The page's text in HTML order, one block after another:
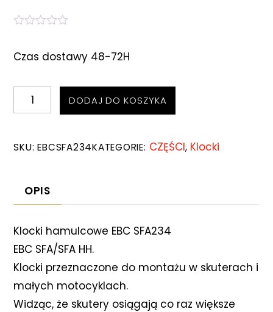
e
o
5
Czas dostawy 48-72H
ilość
Klocki
EBCSFA234
DODAJ DO KOSZYKA
SKU:EBCSFA234KATEGORIE: CZĘŚCI, Klocki
OPIS
Klocki hamulcowe EBC SFA234
EBC SFA/SFA HH.
Klocki przeznaczone do montażu w skuterach i
małych motocyklach.
Widząc, że skutery osiągają co raz większe